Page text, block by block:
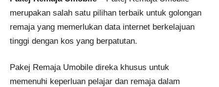
merupakan salah satu pilihan terbaik untuk golongan
remaja yang memerlukan data internet berkelajuan
tinggi dengan kos yang berpatutan.
Pakej Remaja Umobile direka khusus untuk
memenuhi keperluan pelajar dan remaja dalam